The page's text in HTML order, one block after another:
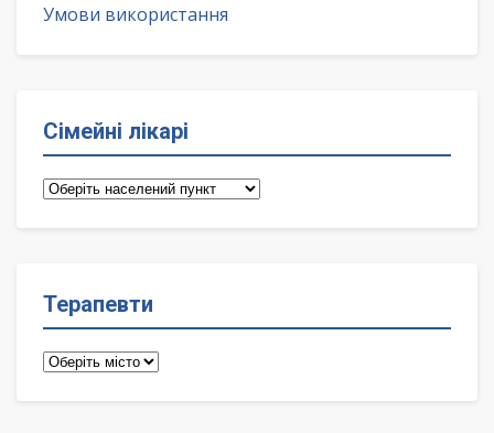
Умови використання
Сімейні лікарі
Сімейні
Терапевти
Терапевти